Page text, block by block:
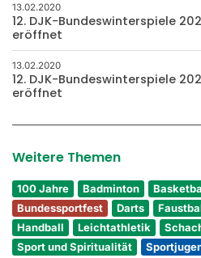
13.02.2020
12. DJK-Bundeswinterspiele
eröffnet
13.02.2020
12. DJK-Bundeswinterspiele
eröffnet
Weitere Themen
100 Jahre Badminton
Bundessportfest
Darts
Handball
Leichtathletik
Sport und Spiritualität